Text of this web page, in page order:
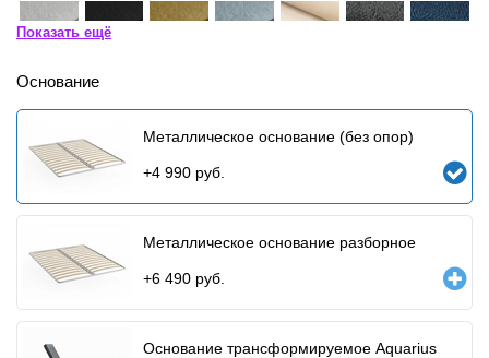
Показать ещё
Основание
Металлическое основание (без опор)
+4 990 руб.
Металлическое основание разборное
+6 490 руб.
Основание трансформируемое Aquarius